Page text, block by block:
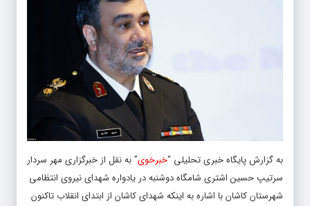
به گزارش پایگاه خبری تحلیلی “خبرخوی” به نقل از خبرگزاری مهر سردار
سرتیپ حسین اشتری شامگاه دوشنبه در یادواره شهدای نیروی انتظامی
شهرستان کاشان با اشاره به اینکه شهدای کاشان از ابتدای انقلاب تاکنون